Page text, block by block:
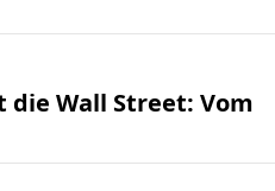
die Wall Street: Vom